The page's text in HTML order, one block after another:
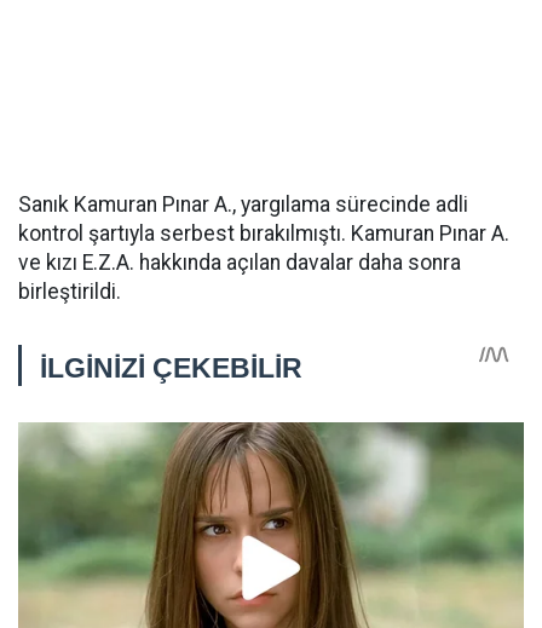
Sanık Kamuran Pınar A., yargılama sürecinde adli
kontrol şartıyla serbest bırakılmıştı. Kamuran Pınar A.
ve kızı E.Z.A. hakkında açılan davalar daha sonra
birleştirildi.